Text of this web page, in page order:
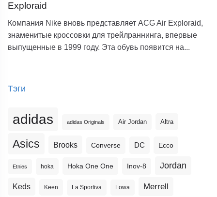
Exploraid
Компания Nike вновь представляет ACG Air Exploraid,
знаменитые кроссовки для трейлраннинга, впервые
выпущенные в 1999 году. Эта обувь появится на...
Тэги
adidas adidas Originals Air Jordan Altra
Asics Brooks Converse DC Ecco
Etnies hoka Hoka One One Inov-8 Jordan
Keds Keen La Sportiva Lowa Merrell